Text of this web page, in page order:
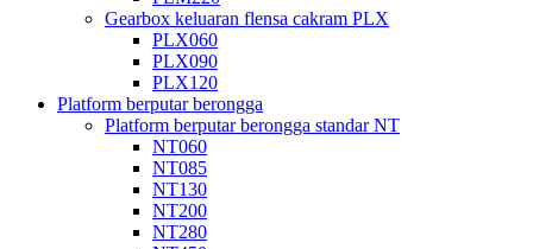
Gearbox keluaran flensa cakram PLX
PLX060
PLX090
PLX120
Platform berputar berongga
Platform berputar berongga standar NT
NT060
NT085
NT130
NT200
NT280